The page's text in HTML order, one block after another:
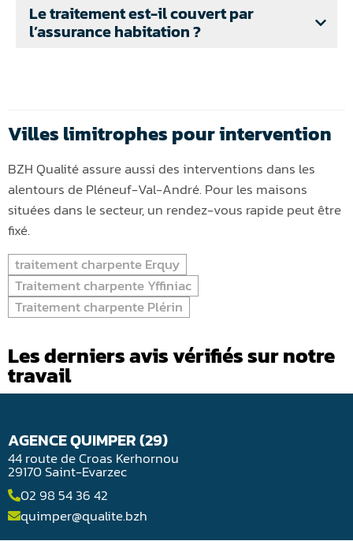
Le traitement est-il couvert par
l’assurance habitation ?
Villes limitrophes pour intervention
BZH Qualité assure aussi des interventions dans les
alentours de Pléneuf-Val-André. Pour les maisons
situées dans le secteur, un rendez-vous rapide peut être
fixé.
traitement charpente Erquy
Traitement charpente Yffiniac
Traitement charpente Plérin
Les derniers avis vérifiés sur notre
travail
AGENCE QUIMPER (29)
44 route de Croas Kerhornou
29170 Saint-Evarzec
02 98 54 36 42
quimper@qualite.bzh